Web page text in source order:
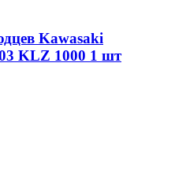
Kawasaki
KLZ 1000 1 шт